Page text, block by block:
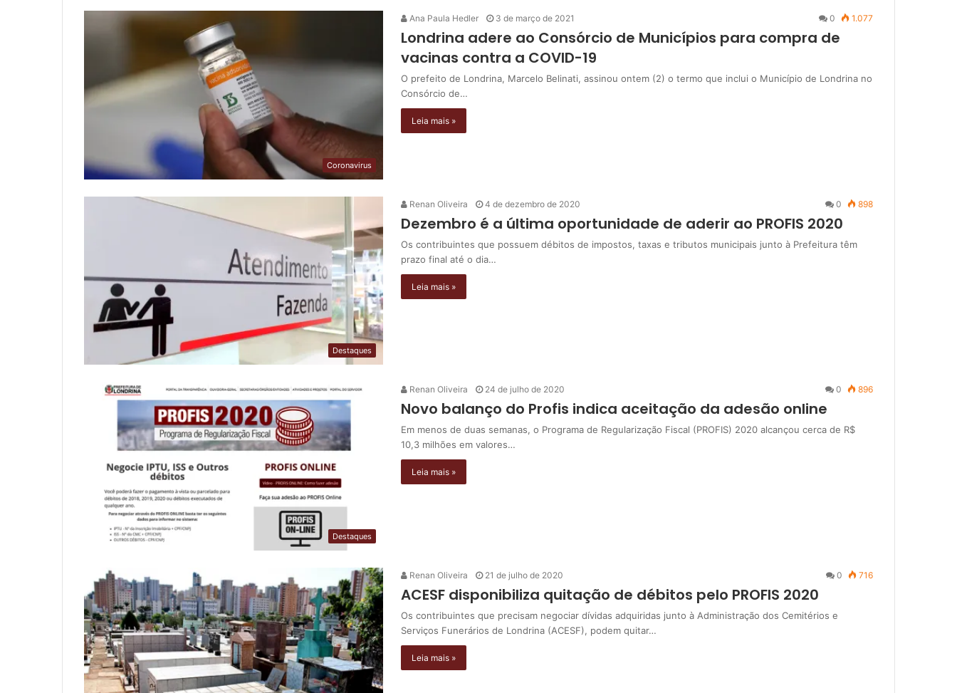
Coronavirus
Ana Paula Hedler 3 de março de 2021 0 1.077
Londrina adere ao Consórcio de Municípios para compra de
vacinas contra a COVID-19
O prefeito de Londrina, Marcelo Belinati, assinou ontem (2) o termo que inclui o Município de Londrina no
Consórcio de…
Leia mais »
Destaques
Renan Oliveira 4 de dezembro de 2020 0 898
Dezembro é a última oportunidade de aderir ao PROFIS 2020
Os contribuintes que possuem débitos de impostos, taxas e tributos municipais junto à Prefeitura têm
prazo final até o dia…
Leia mais »
Destaques
Renan Oliveira 24 de julho de 2020 0 896
Novo balanço do Profis indica aceitação da adesão online
Em menos de duas semanas, o Programa de Regularização Fiscal (PROFIS) 2020 alcançou cerca de R$
10,3 milhões em valores…
Leia mais »
Renan Oliveira 21 de julho de 2020 0 716
ACESF disponibiliza quitação de débitos pelo PROFIS 2020
Os contribuintes que precisam negociar dívidas adquiridas junto à Administração dos Cemitérios e
Serviços Funerários de Londrina (ACESF), podem quitar…
Leia mais »